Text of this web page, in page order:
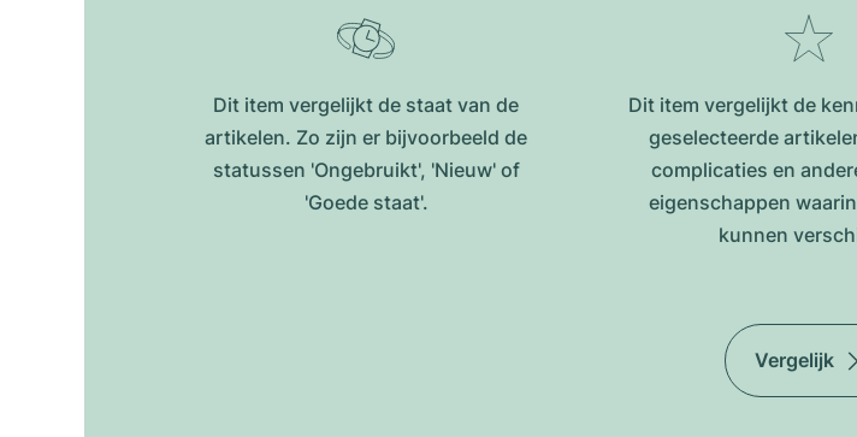
Dit item vergelijkt de staat van de
artikelen. Zo zijn er bijvoorbeeld de
statussen 'Ongebruikt', 'Nieuw' of
'Goede staat'.
Dit item vergelijkt de
geselecteerde
complicaties en
eigenschappen
kunnen
Vergelijk